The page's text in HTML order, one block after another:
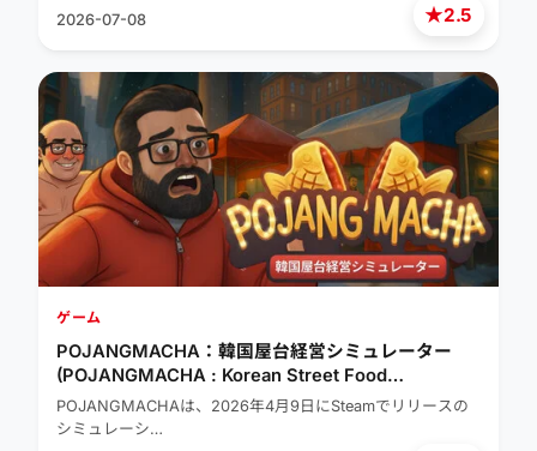
★2.5
2026-07-08
ゲーム
POJANGMACHA：韓国屋台経営シミュレーター
(POJANGMACHA : Korean Street Food
Management Simulator)
POJANGMACHAは、2026年4月9日にSteamでリリースの
シミュレーシ…